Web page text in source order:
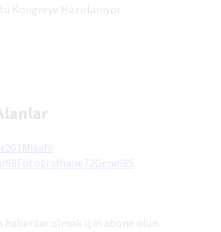
Kongreye Hazırlanıyor
201Mİsafir
98Fotoğrafhane72Genel65
haberdar olmak için abone olun.